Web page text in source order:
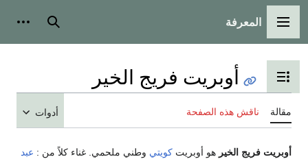
القائمة الرئيسية
المعرفة بحث
تبديل عرض جدول المحتويات
أوبريت فريج الخير
مقالة ناقش هذه الصفحة أدوات
أوبريت فريج الخير هو أوبريت كويتي وطني ملحمي. غناء كلاً من : عبد